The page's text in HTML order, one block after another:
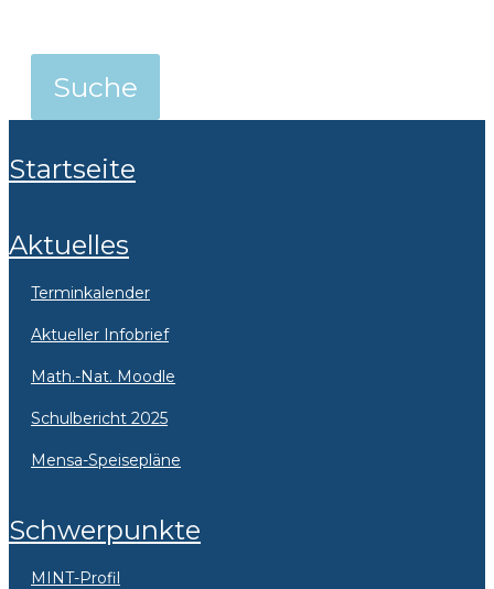
Startseite
Aktuelles
Terminkalender
Aktueller Infobrief
Math.-Nat. Moodle
Schulbericht 2025
Mensa-Speisepläne
Schwerpunkte
MINT-Profil